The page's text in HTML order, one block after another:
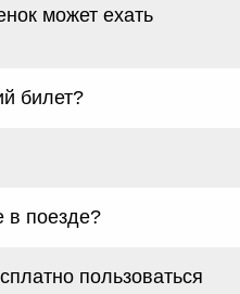
может ехать
билет?
в поезде?
пользоваться